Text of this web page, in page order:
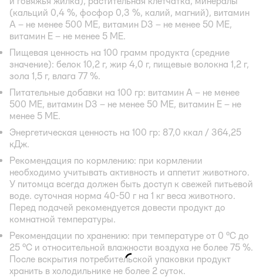
(кальций 0,4 %, фосфор 0,3 %, калий, магний), витамин
А – не менее 500 МЕ, витамин D3 – не менее 50 ME,
витамин Е – не менее 5 МЕ.
Пищевая ценность на 100 грамм продукта (средние
значение): белок 10,2 г, жир 4,0 г, пищевые волокна 1,2 г,
зола 1,5 г, влага 77 %.
Питательные добавки на 100 гр: витамин А – не менее
500 МЕ, витамин D3 – не менее 50 ME, витамин Е – не
менее 5 МЕ.
Энергетическая ценность на 100 гр: 87,0 ккал / 364,25
кДж.
Рекомендация по кормлению: при кормлении
необходимо учитывать активность и аппетит животного.
У питомца всегда должен быть доступ к свежей питьевой
воде. суточная норма 40-50 г на 1 кг веса животного.
Перед подачей рекомендуется довести продукт до
комнатной температуры.
Рекомендации по хранению: при температуре от 0 °С до
25 °С и относительной влажности воздуха не более 75 %.
После вскрытия потребительской упаковки продукт
хранить в холодильнике не более 2 суток.